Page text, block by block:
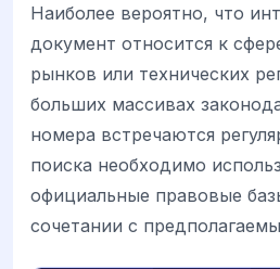
Наиболее вероятно, что
документ относится к
рынков или технических
больших массивах
номера встречаются
поиска необходимо
официальные правовые
сочетании с